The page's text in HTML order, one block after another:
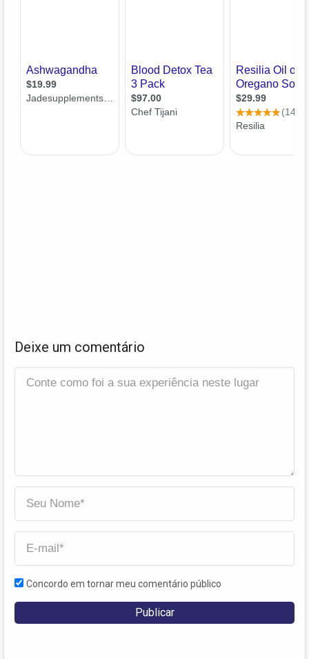
Deixe um comentário
Concordo em tornar meu comentário público